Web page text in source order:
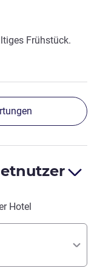
Frühstück.
Hotel